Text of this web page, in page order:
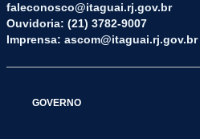
faleconosco@itaguai.rj.gov.br
Ouvidoria: (21) 3782-9007
Imprensa: ascom@itaguai.rj.gov.br
GOVERNO